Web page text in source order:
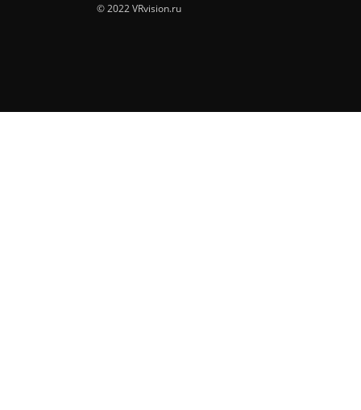
© 2022 VRvision.ru